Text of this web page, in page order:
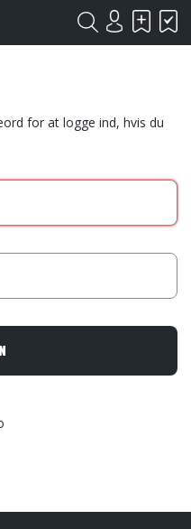
for at logge ind, hvis du